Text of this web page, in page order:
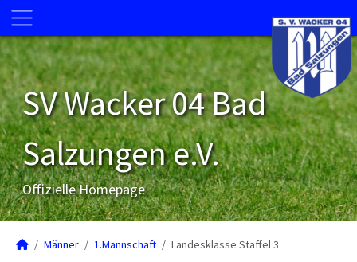
SV Wacker 04 Bad
Salzungen e.V.
Offizielle Homepage
Männer 1.Mannschaft Landesklasse Staffel 3